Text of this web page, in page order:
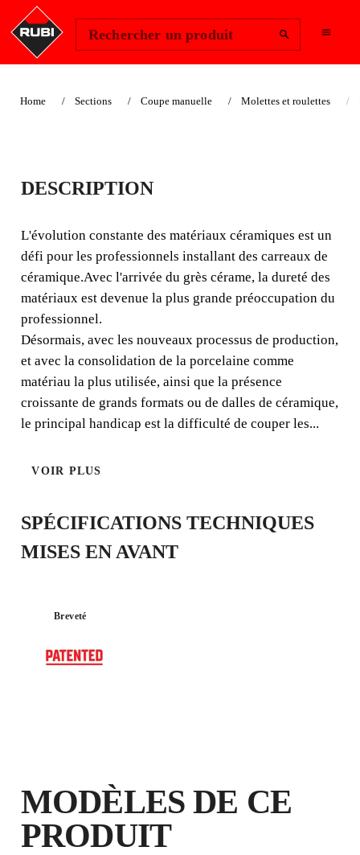
Rechercher un produit
Home Sections Coupe manuelle Molettes et roulettes
MOLETTE PLUS Ø
22 MM. EXTREME
Pour les matériaux céramiques les plus difficiles, RUBI
met à la disposition du professionnel la gamme de
molettes et roulettes EXTREME.
DESCRIPTION
L'évolution constante des matériaux céramiques est un
défi pour les professionnels installant des carreaux de
céramique.Avec l'arrivée du grès cérame, la dureté des
matériaux est devenue la plus grande préoccupation du
professionnel.
Désormais, avec les nouveaux processus de production,
et avec la consolidation de la porcelaine comme
matériau la plus utilisée, ainsi que la présence
croissante de grands formats ou de dalles de céramique,
le principal handicap est la difficulté de couper les...
VOIR PLUS
SPÉCIFICATIONS TECHNIQUES
MISES EN AVANT
Breveté
MODÈLES DE CE
PRODUIT